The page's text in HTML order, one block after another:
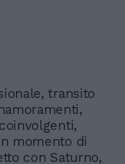
transito
momento di
con Saturno,